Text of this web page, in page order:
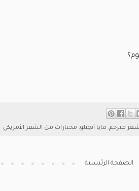
شعر مترجم, مايا آنجيلو, مختارات من الشعر الأمريكي
الصفحة الرئيسية